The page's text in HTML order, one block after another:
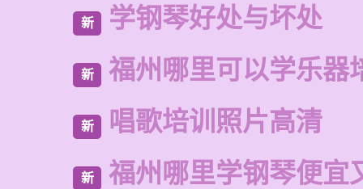
新 学钢琴好处与坏处
新 福州哪里可以学乐器
新 唱歌培训照片高清
新 福州哪里学钢琴便宜